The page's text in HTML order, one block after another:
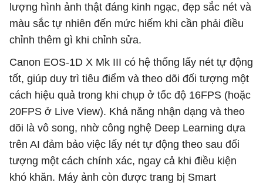
lượng hình ảnh thật đáng kinh ngạc, đẹp sắc nét và
màu sắc tự nhiên đến mức hiếm khi cần phải điều
chỉnh thêm gì khi chỉnh sửa.
Canon EOS-1D X Mk III có hệ thống lấy nét tự động
tốt, giúp duy trì tiêu điểm và theo dõi đối tượng một
cách hiệu quả trong khi chụp ở tốc độ 16FPS (hoặc
20FPS ở Live View). Khả năng nhận dạng và theo
dõi là vô song, nhờ công nghệ Deep Learning dựa
trên AI đảm bảo việc lấy nét tự động theo sau đối
tượng một cách chính xác, ngay cả khi điều kiện
khó khăn. Máy ảnh còn được trang bị Smart